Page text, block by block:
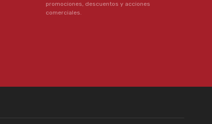
promociones, descuentos y acciones
comerciales.